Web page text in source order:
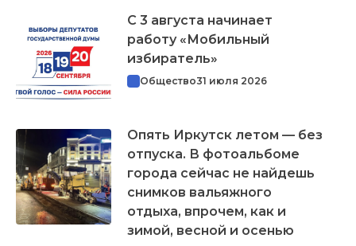
С 3 августа начинает
работу «Мобильный
избиратель»
Общество31 июля 2026
Опять Иркутск летом — без
отпуска. В фотоальбоме
города сейчас не найдешь
снимков вальяжного
отдыха, впрочем, как и
зимой, весной и осенью